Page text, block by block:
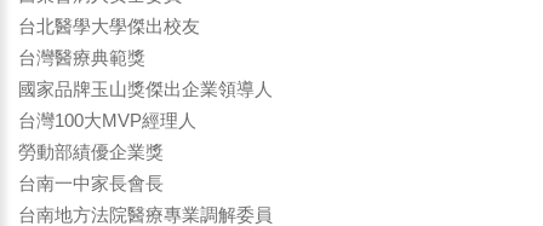
台北醫學大學傑出校友
台灣醫療典範獎
國家品牌玉山獎傑出企業領導人
台灣100大MVP經理人
勞動部績優企業獎
台南一中家長會長
台南地方法院醫療專業調解委員